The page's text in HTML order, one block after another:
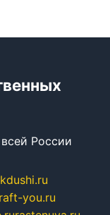
России
you.ru